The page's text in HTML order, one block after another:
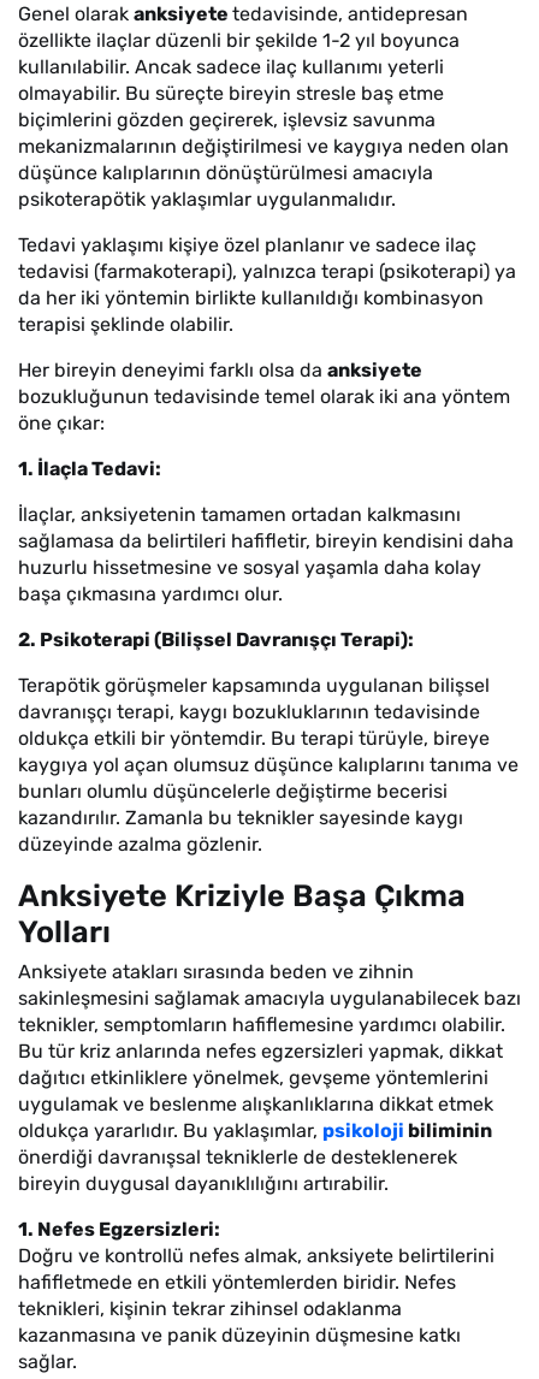
Genel olarak anksiyete tedavisinde, antidepresan
özellikte ilaçlar düzenli bir şekilde 1-2 yıl boyunca
kullanılabilir. Ancak sadece ilaç kullanımı yeterli
olmayabilir. Bu süreçte bireyin stresle baş etme
biçimlerini gözden geçirerek, işlevsiz savunma
mekanizmalarının değiştirilmesi ve kaygıya neden olan
düşünce kalıplarının dönüştürülmesi amacıyla
psikoterapötik yaklaşımlar uygulanmalıdır.
Tedavi yaklaşımı kişiye özel planlanır ve sadece ilaç
tedavisi (farmakoterapi), yalnızca terapi (psikoterapi) ya
da her iki yöntemin birlikte kullanıldığı kombinasyon
terapisi şeklinde olabilir.
Her bireyin deneyimi farklı olsa da anksiyete
bozukluğunun tedavisinde temel olarak iki ana yöntem
öne çıkar:
1. İlaçla Tedavi:
İlaçlar, anksiyetenin tamamen ortadan kalkmasını
sağlamasa da belirtileri hafifletir, bireyin kendisini daha
huzurlu hissetmesine ve sosyal yaşamla daha kolay
başa çıkmasına yardımcı olur.
2. Psikoterapi (Bilişsel Davranışçı Terapi):
Terapötik görüşmeler kapsamında uygulanan bilişsel
davranışçı terapi, kaygı bozukluklarının tedavisinde
oldukça etkili bir yöntemdir. Bu terapi türüyle, bireye
kaygıya yol açan olumsuz düşünce kalıplarını tanıma ve
bunları olumlu düşüncelerle değiştirme becerisi
kazandırılır. Zamanla bu teknikler sayesinde kaygı
düzeyinde azalma gözlenir.
Anksiyete Kriziyle Başa Çıkma
Yolları
Anksiyete atakları sırasında beden ve zihnin
sakinleşmesini sağlamak amacıyla uygulanabilecek bazı
teknikler, semptomların hafiflemesine yardımcı olabilir.
Bu tür kriz anlarında nefes egzersizleri yapmak, dikkat
dağıtıcı etkinliklere yönelmek, gevşeme yöntemlerini
uygulamak ve beslenme alışkanlıklarına dikkat etmek
oldukça yararlıdır. Bu yaklaşımlar, psikoloji biliminin
önerdiği davranışsal tekniklerle de desteklenerek
bireyin duygusal dayanıklılığını artırabilir.
1. Nefes Egzersizleri:
Doğru ve kontrollü nefes almak, anksiyete belirtilerini
hafifletmede en etkili yöntemlerden biridir. Nefes
teknikleri, kişinin tekrar zihinsel odaklanma
kazanmasına ve panik düzeyinin düşmesine katkı
sağlar.